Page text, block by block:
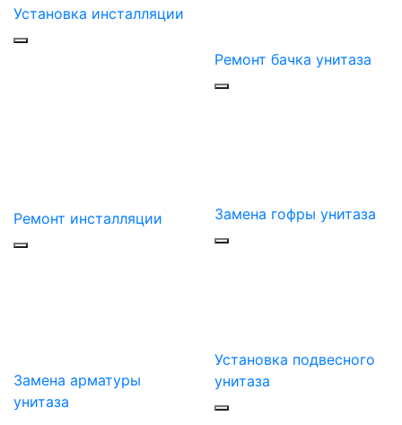
Установка инсталляции
Ремонт бачка унитаза
Ремонт инсталляции Замена гофры унитаза
Замена арматуры
унитаза
Установка подвесного
унитаза